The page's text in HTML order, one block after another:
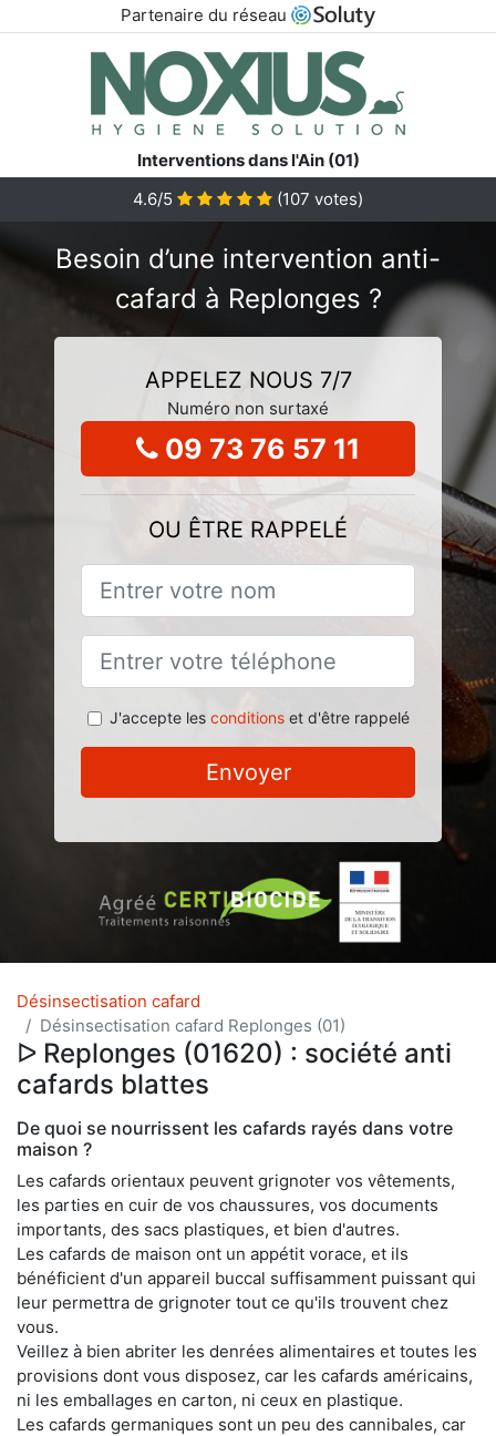
Partenaire du réseau
Interventions dans l'Ain (01)
4.6/5
(107 votes)
Besoin d’une intervention anti-
cafard à Replonges ?
APPELEZ NOUS 7/7
Numéro non surtaxé
09 73 76 57 11
OU ÊTRE RAPPELÉ
J'accepte les conditionset d'être rappelé
Envoyer
Désinsectisation cafard
Désinsectisation cafard Replonges (01)
ᐅ Replonges (01620) : société anti
cafards blattes
De quoi se nourrissent les cafards rayés dans votre
maison ?
Les cafards orientaux peuvent grignoter vos vêtements,
les parties en cuir de vos chaussures, vos documents
importants, des sacs plastiques, et bien d'autres.
Les cafards de maison ont un appétit vorace, et ils
bénéficient d'un appareil buccal suffisamment puissant qui
leur permettra de grignoter tout ce qu'ils trouvent chez
vous.
Veillez à bien abriter les denrées alimentaires et toutes les
provisions dont vous disposez, car les cafards américains,
ni les emballages en carton, ni ceux en plastique.
Les cafards germaniques sont un peu des cannibales, car